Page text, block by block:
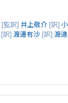
[監訳] 井上敬介 [訳]
[訳] 渡邊有沙 [訳] 渡